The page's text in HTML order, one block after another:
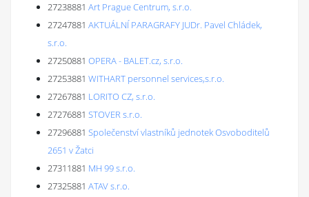
27238881 Art Prague Centrum, s.r.o.
27247881 AKTUÁLNÍ PARAGRAFY JUDr. Pavel Chládek,
s.r.o.
27250881 OPERA - BALET.cz, s.r.o.
27253881 WITHART personnel services,s.r.o.
27267881 LORITO CZ, s.r.o.
27276881 STOVER s.r.o.
27296881 Společenství vlastníků jednotek Osvoboditelů
2651 v Žatci
27311881 MH 99 s.r.o.
27325881 ATAV s.r.o.